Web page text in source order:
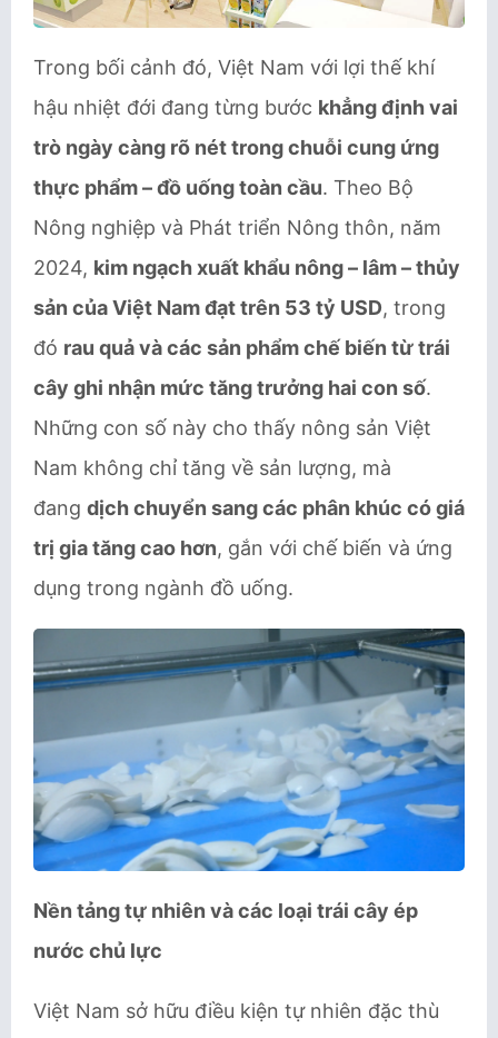
Trong bối cảnh đó, Việt Nam với lợi thế khí
hậu nhiệt đới đang từng bước khẳng định vai
trò ngày càng rõ nét trong chuỗi cung ứng
thực phẩm – đồ uống toàn cầu. Theo Bộ
Nông nghiệp và Phát triển Nông thôn, năm
2024, kim ngạch xuất khẩu nông – lâm – thủy
sản của Việt Nam đạt trên 53 tỷ USD, trong
đó rau quả và các sản phẩm chế biến từ trái
cây ghi nhận mức tăng trưởng hai con số.
Những con số này cho thấy nông sản Việt
Nam không chỉ tăng về sản lượng, mà
đang dịch chuyển sang các phân khúc có giá
trị gia tăng cao hơn, gắn với chế biến và ứng
dụng trong ngành đồ uống.
Nền tảng tự nhiên và các loại trái cây ép
nước chủ lực
Việt Nam sở hữu điều kiện tự nhiên đặc thù